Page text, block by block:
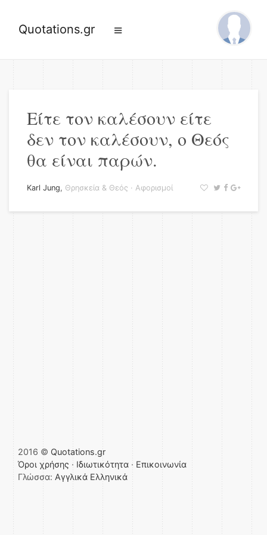
Quotations.gr
Είτε τον καλέσουν είτε
δεν τον καλέσουν, ο Θεός
θα είναι παρών.
Karl Jung, Θρησκεία & Θεός · Αφορισμοί
2016 © Quotations.gr
Όροι χρήσης · Ιδιωτικότητα · Επικοινωνία
Γλώσσα: Αγγλικά Ελληνικά